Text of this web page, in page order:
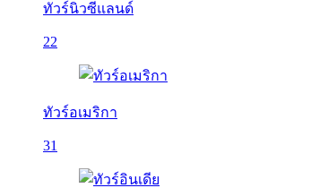
ทัวร์นิวซีแลนด์
22
ทัวร์อเมริกา
31